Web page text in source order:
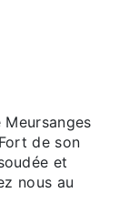
de son
et
nous au